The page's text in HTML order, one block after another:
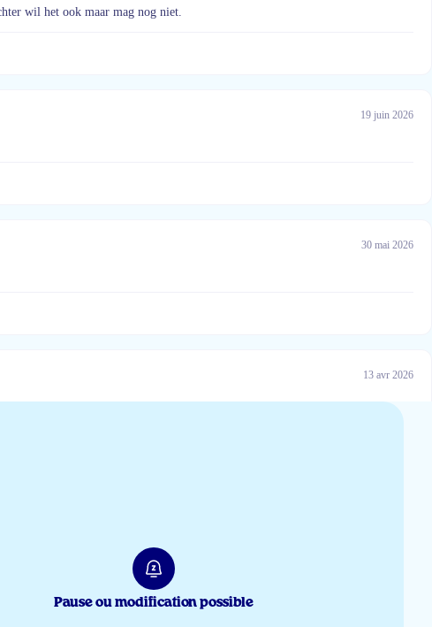
wil het ook maar mag nog niet.
19 juin 2026
30 mai 2026
13 avr 2026
Pause ou modification possible